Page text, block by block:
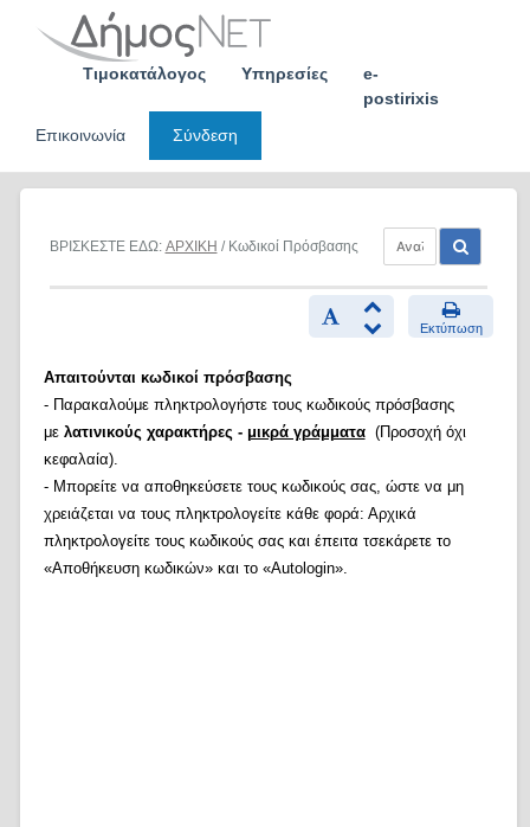
Τιμοκατάλογος Υπηρεσίες
e-
postirixis
Επικοινωνία
Σύνδεση
ΒΡΙΣΚΕΣΤΕ ΕΔΩ: ΑΡΧΙΚΗ / Κωδικοί Πρόσβασης
Εκτύπωση
Απαιτούνται κωδικοί πρόσβασης
- Παρακαλούμε πληκτρολογήστε τους κωδικούς πρόσβασης
με λατινικούς χαρακτήρες - μικρά γράμματα(Προσοχή όχι
κεφαλαία).
- Μπορείτε να αποθηκεύσετε τους κωδικούς σας, ώστε να μη
χρειάζεται να τους πληκτρολογείτε κάθε φορά: Αρχικά
πληκτρολογείτε τους κωδικούς σας και έπειτα τσεκάρετε το
«Αποθήκευση κωδικών» και το «Autologin».